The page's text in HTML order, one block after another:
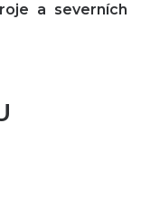
a severních